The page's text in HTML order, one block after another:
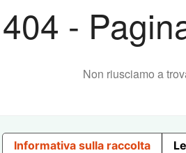
404 -
Non riusciamo a
Informativa sulla raccolta